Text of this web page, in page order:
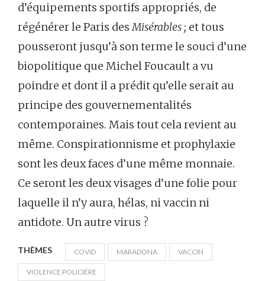
d’équipements sportifs appropriés, de
régénérer le Paris desMisérables; et tous
pousseront jusqu’à son terme le souci d’une
biopolitique que Michel Foucault a vu
poindre et dont il a prédit qu’elle serait au
principe des gouvernementalités
contemporaines. Mais tout cela revient au
même. Conspirationnisme et prophylaxie
sont les deux faces d’une même monnaie.
Ce seront les deux visages d’une folie pour
laquelle il n’y aura, hélas, ni vaccin ni
antidote. Un autre virus ?
THÈMES COVID MARADONA VACCIN
VIOLENCE POLICIÈRE